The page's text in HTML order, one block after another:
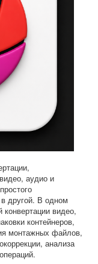
аудио и
другой. В одном
видео,
контейнеров,
монтажных файлов,
анализа